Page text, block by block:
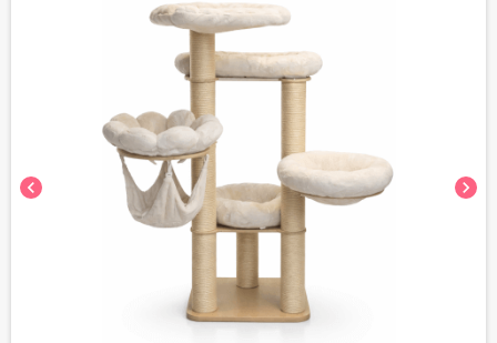
chevron_left chevron_right